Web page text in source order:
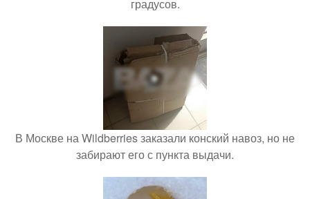
градусов.
В Москве на Wildberries заказали конский навоз, но не
забирают его с пункта выдачи.